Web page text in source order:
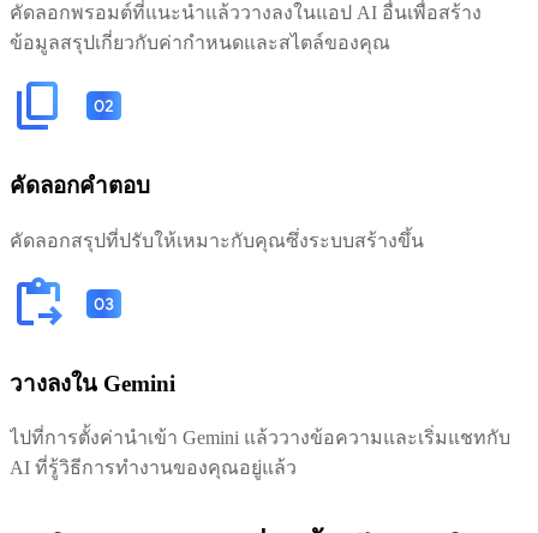
คัดลอกพรอมต์ที่แนะนำแล้ววางลงในแอป AI อื่นเพื่อสร้าง
ข้อมูลสรุปเกี่ยวกับค่ากำหนดและสไตล์ของคุณ
คัดลอกคำตอบ
คัดลอกสรุปที่ปรับให้เหมาะกับคุณซึ่งระบบสร้างขึ้น
วางลงใน Gemini
ไปที่การตั้งค่านำเข้า Gemini แล้ววางข้อความและเริ่มแชทกับ
AI ที่รู้วิธีการทำงานของคุณอยู่แล้ว